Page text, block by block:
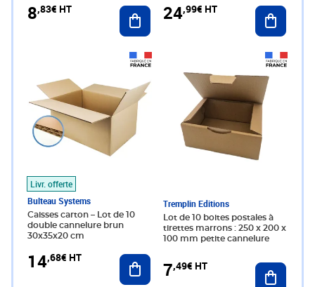
8,83€ HT Ajouter au panier
24,99€ HT Ajouter
Livr. offerte
Bulteau Systems
Caisses carton – Lot de 10
double cannelure brun
30x35x20 cm
14,68€ HT Ajouter au panier
Tremplin Editions
Lot de 10 boites postales à
tirettes marrons : 250 x 200 x
100 mm petite cannelure
7,49€ HT Ajouter